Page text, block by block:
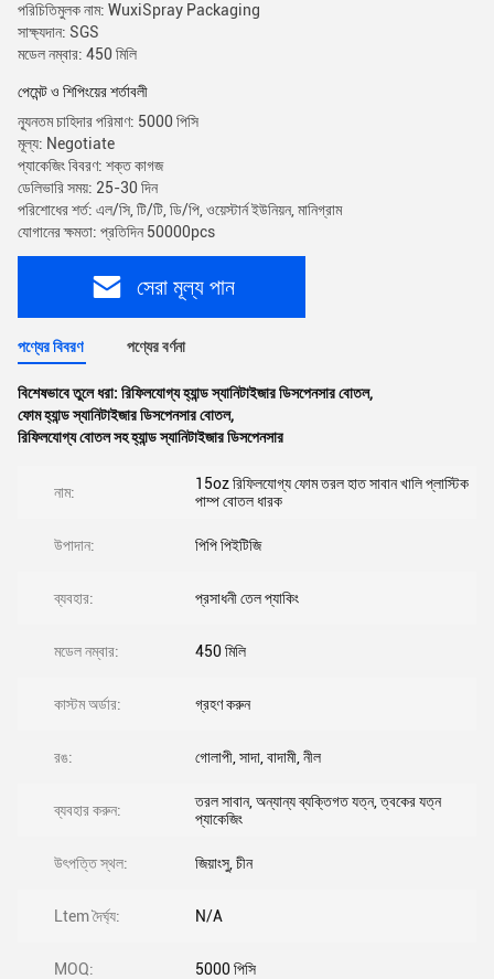
পরিচিতিমুলক নাম: WuxiSpray Packaging
সাক্ষ্যদান: SGS
মডেল নম্বার: 450 মিলি
পেমেন্ট ও শিপিংয়ের শর্তাবলী
ন্যূনতম চাহিদার পরিমাণ: 5000 পিসি
মূল্য: Negotiate
প্যাকেজিং বিবরণ: শক্ত কাগজ
ডেলিভারি সময়: 25-30 দিন
পরিশোধের শর্ত: এল/সি, টি/টি, ডি/পি, ওয়েস্টার্ন ইউনিয়ন, মানিগ্রাম
যোগানের ক্ষমতা: প্রতিদিন 50000pcs
সেরা মূল্য পান
পণ্যের বিবরণ পণ্যের বর্ণনা
বিশেষভাবে তুলে ধরা: রিফিলযোগ্য হ্যান্ড স্যানিটাইজার ডিসপেনসার বোতল,
ফোম হ্যান্ড স্যানিটাইজার ডিসপেনসার বোতল,
রিফিলযোগ্য বোতল সহ হ্যান্ড স্যানিটাইজার ডিসপেনসার
নাম:
15oz রিফিলযোগ্য ফোম তরল হাত সাবান খালি প্লাস্টিক
পাম্প বোতল ধারক
উপাদান: পিপি পিইটিজি
ব্যবহার: প্রসাধনী তেল প্যাকিং
মডেল নম্বার: 450 মিলি
কাস্টম অর্ডার: গ্রহণ করুন
রঙ: গোলাপী, সাদা, বাদামী, নীল
ব্যবহার করুন:
তরল সাবান, অন্যান্য ব্যক্তিগত যত্ন, ত্বকের যত্ন
প্যাকেজিং
উৎপত্তি স্থল: জিয়াংসু, চীন
Ltem দৈর্ঘ্য: N/A
MOQ: 5000 পিসি